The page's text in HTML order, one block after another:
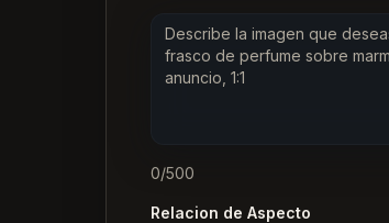
0/500
Relacion de Aspecto